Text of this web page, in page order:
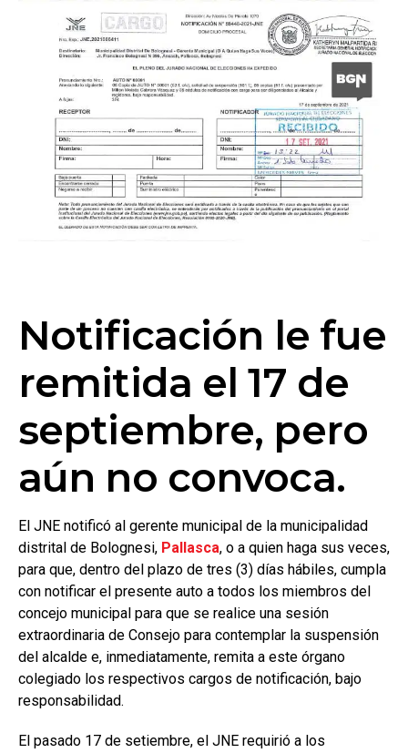
Notificación le fue
remitida el 17 de
septiembre, pero
aún no convoca.
El JNE notificó al gerente municipal de la municipalidad
distrital de Bolognesi, Pallasca, o a quien haga sus veces,
para que, dentro del plazo de tres (3) días hábiles, cumpla
con notificar el presente auto a todos los miembros del
concejo municipal para que se realice una sesión
extraordinaria de Consejo para contemplar la suspensión
del alcalde e, inmediatamente, remita a este órgano
colegiado los respectivos cargos de notificación, bajo
responsabilidad.
El pasado 17 de setiembre, el JNE requirió a los